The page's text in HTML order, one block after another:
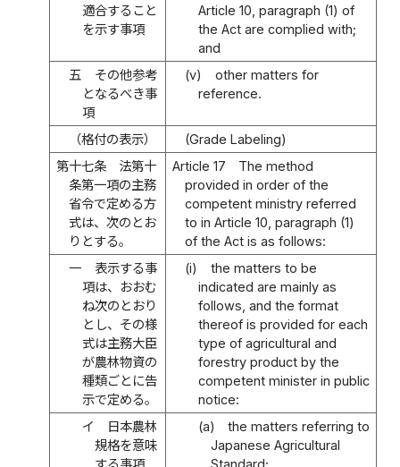
適合すること
を示す事項
Article 10, paragraph (1) of
the Act are complied with;
and
五
その他参考
となるべき事
項
(v)
other matters for
reference.
（格付の表示）
(Grade Labeling)
第十七条
法第十
条第一項の主務
省令で定める方
式は、次のとお
りとする。
Article 17
The method
provided in order of the
competent ministry referred
to in Article 10, paragraph (1)
of the Act is as follows:
一
表示する事
項は、おおむ
ね次のとおり
とし、その様
式は主務大臣
が農林物資の
種類ごとに告
示で定める。
(i)
the matters to be
indicated are mainly as
follows, and the format
thereof is provided for each
type of agricultural and
forestry product by the
competent minister in public
notice:
イ
日本農林
規格を意味
する事項
(a)
the matters referring to
Japanese Agricultural
Standard;